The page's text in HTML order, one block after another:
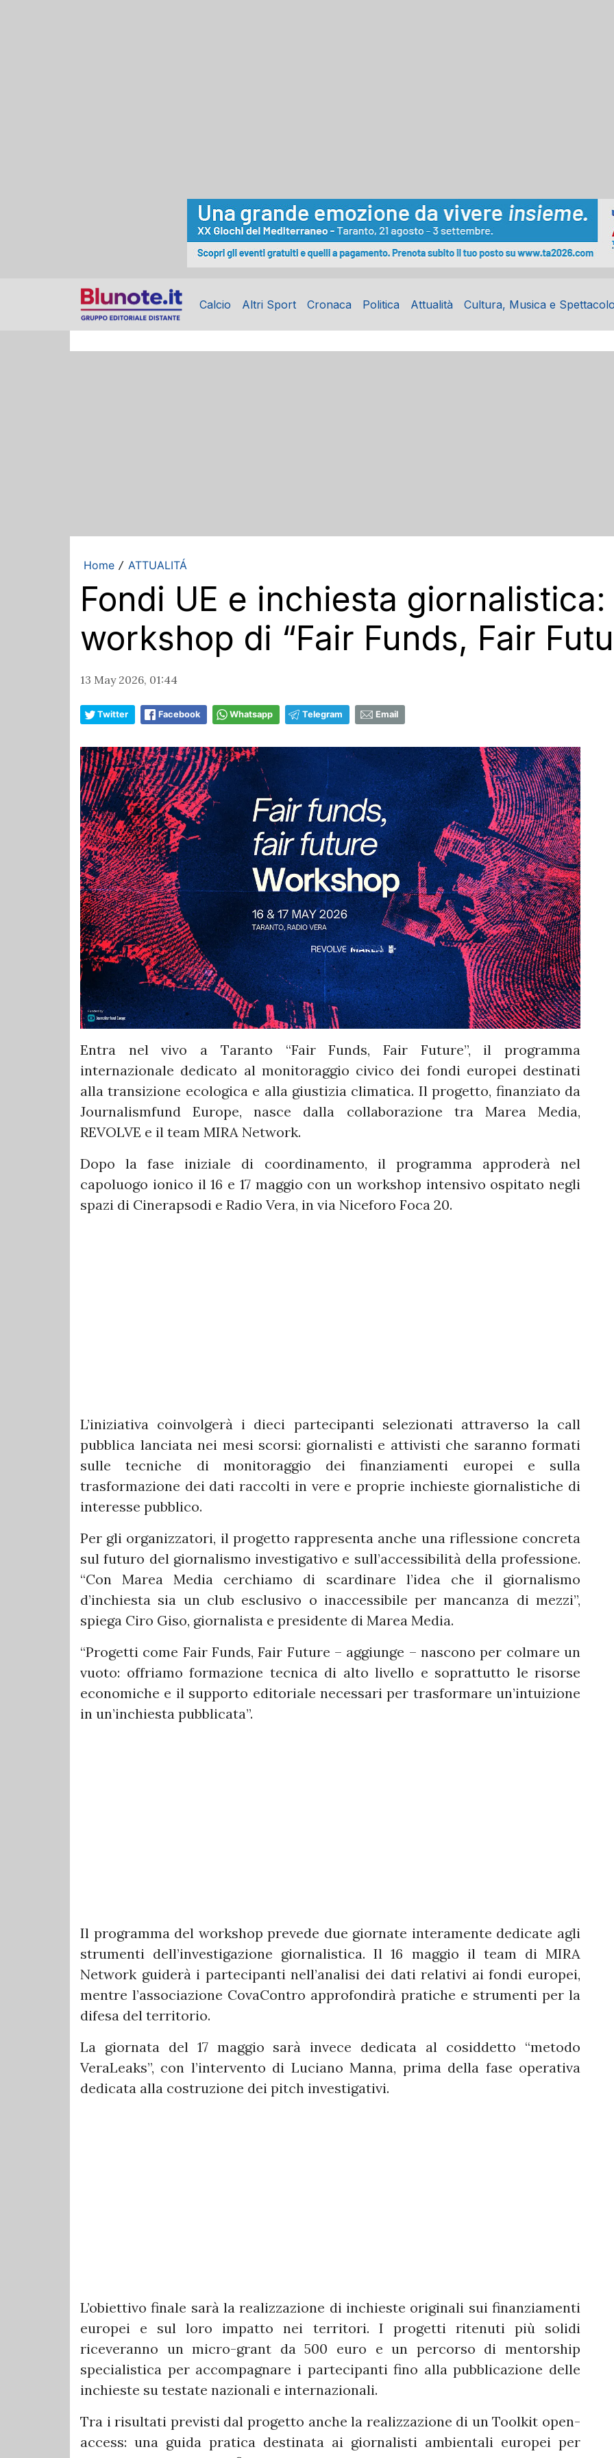
Calcio Altri Sport Cronaca Politica Attualità Cultura, Musica e
Home / ATTUALITÁ
Fondi UE e inchiesta
workshop di “Fair Funds, Fair
13 May 2026, 01:44
Twitter Facebook Whatsapp Telegram Email
Entra nel vivo a Taranto “Fair Funds, Fair Future”, il programma
internazionale dedicato al monitoraggio civico dei fondi europei destinati
alla transizione ecologica e alla giustizia climatica. Il progetto, finanziato da
Journalismfund Europe, nasce dalla collaborazione tra Marea Media,
REVOLVE e il team MIRA Network.
Dopo la fase iniziale di coordinamento, il programma approderà nel
capoluogo ionico il 16 e 17 maggio con un workshop intensivo ospitato negli
spazi di Cinerapsodi e Radio Vera, in via Niceforo Foca 20.
L’iniziativa coinvolgerà i dieci partecipanti selezionati attraverso la call
pubblica lanciata nei mesi scorsi: giornalisti e attivisti che saranno formati
sulle tecniche di monitoraggio dei finanziamenti europei e sulla
trasformazione dei dati raccolti in vere e proprie inchieste giornalistiche di
interesse pubblico.
Per gli organizzatori, il progetto rappresenta anche una riflessione concreta
sul futuro del giornalismo investigativo e sull’accessibilità della professione.
“Con Marea Media cerchiamo di scardinare l’idea che il giornalismo
d’inchiesta sia un club esclusivo o inaccessibile per mancanza di mezzi”,
spiega Ciro Giso, giornalista e presidente di Marea Media.
“Progetti come Fair Funds, Fair Future – aggiunge – nascono per colmare un
vuoto: offriamo formazione tecnica di alto livello e soprattutto le risorse
economiche e il supporto editoriale necessari per trasformare un’intuizione
in un’inchiesta pubblicata”.
Il programma del workshop prevede due giornate interamente dedicate agli
strumenti dell’investigazione giornalistica. Il 16 maggio il team di MIRA
Network guiderà i partecipanti nell’analisi dei dati relativi ai fondi europei,
mentre l’associazione CovaContro approfondirà pratiche e strumenti per la
difesa del territorio.
La giornata del 17 maggio sarà invece dedicata al cosiddetto “metodo
VeraLeaks”, con l’intervento di Luciano Manna, prima della fase operativa
dedicata alla costruzione dei pitch investigativi.
L’obiettivo finale sarà la realizzazione di inchieste originali sui finanziamenti
europei e sul loro impatto nei territori. I progetti ritenuti più solidi
riceveranno un micro-grant da 500 euro e un percorso di mentorship
specialistica per accompagnare i partecipanti fino alla pubblicazione delle
inchieste su testate nazionali e internazionali.
Tra i risultati previsti dal progetto anche la realizzazione di un Toolkit open-
access: una guida pratica destinata ai giornalisti ambientali europei per